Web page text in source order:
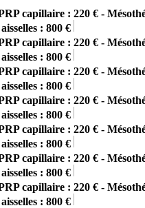
capillaire : 220 € -
: 800 €
capillaire : 220 € -
: 800 €
capillaire : 220 € -
: 800 €
capillaire : 220 € -
: 800 €
capillaire : 220 € -
: 800 €
capillaire : 220 € -
: 800 €
capillaire : 220 € -
: 800 €